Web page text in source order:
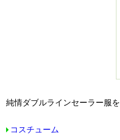
純情ダブルラインセーラー服を
コスチューム